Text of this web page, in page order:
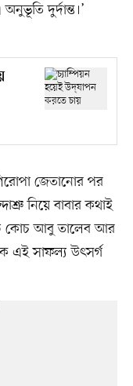
দুর্দান্ত।’
জেতানোর পর
নিয়ে বাবার কথাই
কোচ আবু তালেব আর
এই সাফল্য উৎসর্গ